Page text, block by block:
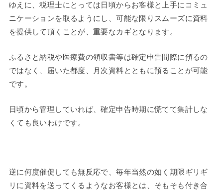
ゆえに、税理士にとっては日頃からお客様と上手にコミュ
ニケーションを取るようにし、可能な限りスムーズに資料
を提供して頂くことが、重要なカギとなります。
ふるさと納税や医療費の領収書等は確定申告間際に預るの
ではなく、届いた都度、月次資料とともに預ることが可能
です。
日頃から管理していれば、確定申告時期に慌てて集計しな
くても良いわけです。
逆に何度催促しても無反応で、毎年当然の如く期限ギリギ
リに資料を送ってくるようなお客様とは、そもそも付き合